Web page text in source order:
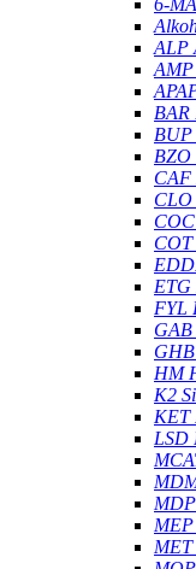
6-
ALP
AMP
BAR
BUP
BZO
CAF
CLO
COT
ETG
FYL
GAB
HM
K2
KET
LSD
MEP
MET